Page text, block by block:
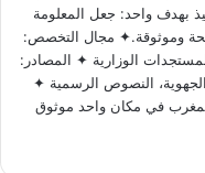
بهدف واحد: جعل المعلومة
وموثوقة.✦ مجال التخصص:
الوزارية ✦ المصادر:
الجهوية، النصوص الرسمية ✦
في مكان واحد موثوق